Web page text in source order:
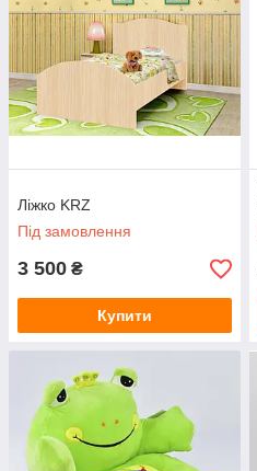
Ліжко KRZ
Під замовлення
3 500 ₴
Купити